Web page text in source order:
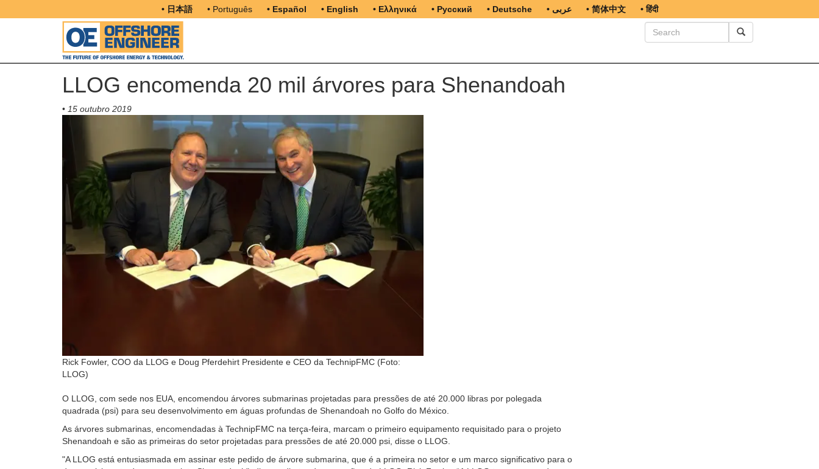
• 日本語 • Português • Español • English • Ελληνικά • Русский • Deutsche • عربى • 简体中文 • हिंदी
LLOG encomenda 20 mil árvores para Shenandoah
• 15 outubro 2019
Rick Fowler, COO da LLOG e Doug Pferdehirt Presidente e CEO da TechnipFMC (Foto:
LLOG)
O LLOG, com sede nos EUA, encomendou árvores submarinas projetadas para pressões de até 20.000 libras por polegada
quadrada (psi) para seu desenvolvimento em águas profundas de Shenandoah no Golfo do México.
As árvores submarinas, encomendadas à TechnipFMC na terça-feira, marcam o primeiro equipamento requisitado para o projeto
Shenandoah e são as primeiras do setor projetadas para pressões de até 20.000 psi, disse o LLOG.
"A LLOG está entusiasmada em assinar este pedido de árvore submarina, que é a primeira no setor e um marco significativo para o